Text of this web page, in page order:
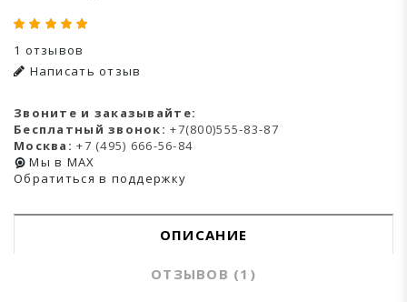
1 отзывов
Написать отзыв
Звоните и заказывайте:
Бесплатный звонок: +7(800)555-83-87
Москва: +7 (495) 666-56-84
Мы в MAX
Обратиться в поддержку
ОПИСАНИЕ
ОТЗЫВОВ (1)